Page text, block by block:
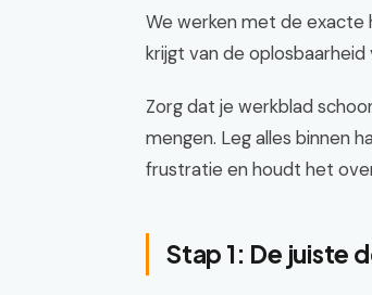
We werken met de exacte
krijgt van de
Zorg dat je werkblad
mengen. Leg alles binnen
frustratie en houdt het
Stap 1: De juiste